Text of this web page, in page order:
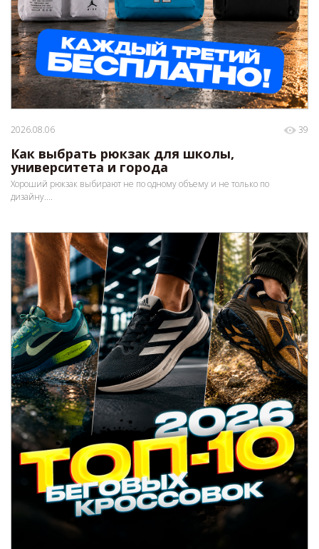
2026.08.06 39
Как выбрать рюкзак для школы,
университета и города
Хороший рюкзак выбирают не по одному объему и не только по
дизайну....